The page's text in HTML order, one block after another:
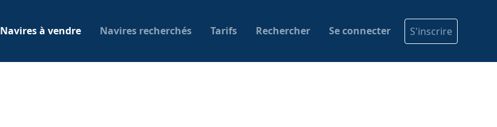
Navires à vendre Navires recherchés Tarifs Rechercher Se connecter S'inscrire